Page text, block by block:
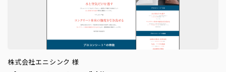
株式会社エニシンク 様